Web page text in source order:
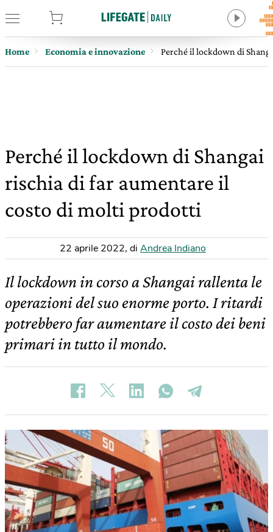
Home Economia e innovazione Perché il lockdown di
Perché il lockdown di Shangai
rischia di far aumentare il
costo di molti prodotti
22 aprile 2022, di Andrea Indiano
Il lockdown in corso a Shangai rallenta le
operazioni del suo enorme porto. I ritardi
potrebbero far aumentare il costo dei beni
primari in tutto il mondo.